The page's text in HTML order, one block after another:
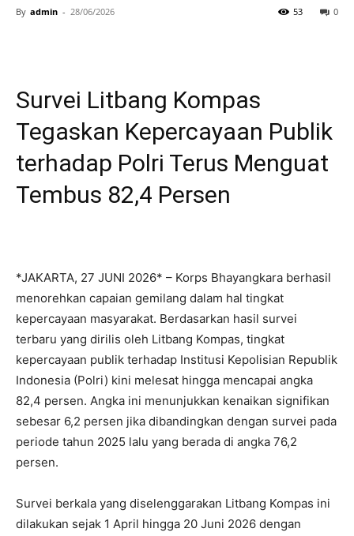
By admin - 28/06/2026 0
53
Survei Litbang Kompas
Tegaskan Kepercayaan Publik
terhadap Polri Terus Menguat
Tembus 82,4 Persen
*JAKARTA, 27 JUNI 2026* – Korps Bhayangkara berhasil
menorehkan capaian gemilang dalam hal tingkat
kepercayaan masyarakat. Berdasarkan hasil survei
terbaru yang dirilis oleh Litbang Kompas, tingkat
kepercayaan publik terhadap Institusi Kepolisian Republik
Indonesia (Polri) kini melesat hingga mencapai angka
82,4 persen. Angka ini menunjukkan kenaikan signifikan
sebesar 6,2 persen jika dibandingkan dengan survei pada
periode tahun 2025 lalu yang berada di angka 76,2
persen.
Survei berkala yang diselenggarakan Litbang Kompas ini
dilakukan sejak 1 April hingga 20 Juni 2026 dengan